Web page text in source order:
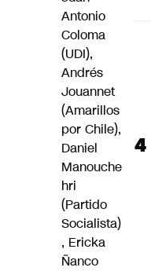
Antonio
Coloma
(UDI),
Andrés
Jouannet
(Amarillos
por Chile),
Daniel
Manouche
hri
(Partido
Socialista)
, Ericka
Ñanco